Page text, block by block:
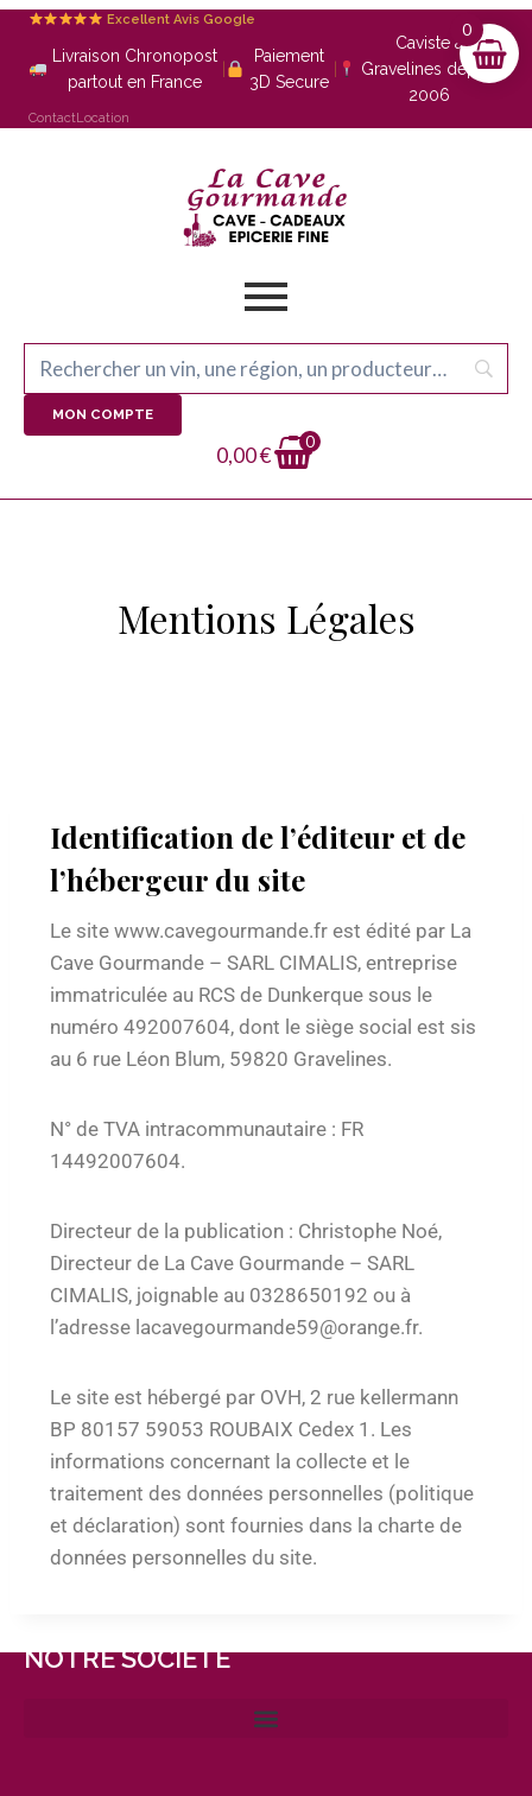
Excellent Avis Google
Livraison Chronopost
partout en France
Paiement
3D Secure
Caviste à
Gravelines depuis
2006
ContactLocation
MON COMPTE
0,00€
0
Mentions Légales
Identification de l’éditeur et de
l’hébergeur du site
Le site www.cavegourmande.fr est édité par La
Cave Gourmande – SARL CIMALIS, entreprise
immatriculée au RCS de Dunkerque sous le
numéro 492007604, dont le siège social est sis
au 6 rue Léon Blum, 59820 Gravelines.
N° de TVA intracommunautaire : FR
14492007604.
Directeur de la publication : Christophe Noé,
Directeur de La Cave Gourmande – SARL
CIMALIS, joignable au 0328650192 ou à
l’adresse lacavegourmande59@orange.fr.
Le site est hébergé par OVH, 2 rue kellermann
BP 80157 59053 ROUBAIX Cedex 1. Les
informations concernant la collecte et le
traitement des données personnelles (politique
et déclaration) sont fournies dans la charte de
données personnelles du site.
NOTRE SOCIÉTÉ
0